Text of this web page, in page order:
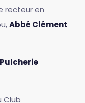
recteur en
Abbé Clément
Pulcherie
Club